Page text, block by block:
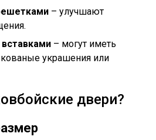
– улучшают
– могут иметь
украшения или
двери?